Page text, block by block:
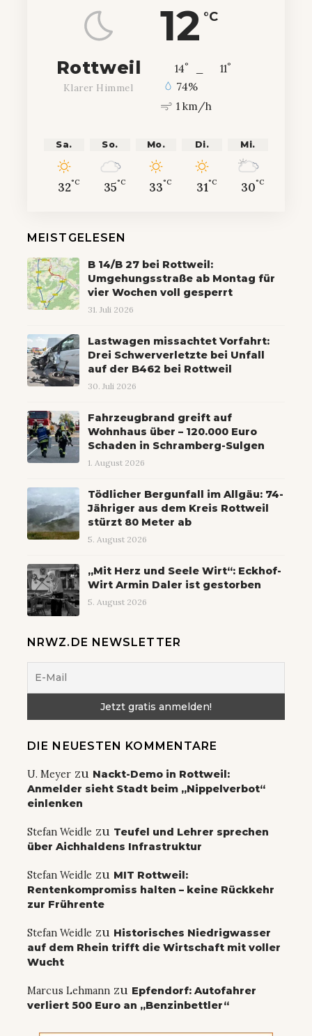
12 °C
Rottweil
Klarer Himmel
14° 11°
74%
1 km/h
Sa.
32°C
So.
35°C
Mo.
33°C
Di.
31°C
Mi.
30°C
MEISTGELESEN
B 14/B 27 bei Rottweil:
Umgehungsstraße ab Montag für
vier Wochen voll gesperrt
31. Juli 2026
Lastwagen missachtet Vorfahrt:
Drei Schwerverletzte bei Unfall
auf der B462 bei Rottweil
30. Juli 2026
Fahrzeugbrand greift auf
Wohnhaus über – 120.000 Euro
Schaden in Schramberg-Sulgen
1. August 2026
Tödlicher Bergunfall im Allgäu: 74-
Jähriger aus dem Kreis Rottweil
stürzt 80 Meter ab
5. August 2026
„Mit Herz und Seele Wirt“: Eckhof-
Wirt Armin Daler ist gestorben
5. August 2026
NRWZ.DE NEWSLETTER
DIE NEUESTEN KOMMENTARE
U. Meyer zu Nackt-Demo in Rottweil:
Anmelder sieht Stadt beim „Nippelverbot“
einlenken
Stefan Weidle zu Teufel und Lehrer sprechen
über Aichhaldens Infrastruktur
Stefan Weidle zu MIT Rottweil:
Rentenkompromiss halten – keine Rückkehr
zur Frührente
Stefan Weidle zu Historisches Niedrigwasser
auf dem Rhein trifft die Wirtschaft mit voller
Wucht
Marcus Lehmann zu Epfendorf: Autofahrer
verliert 500 Euro an „Benzinbettler“